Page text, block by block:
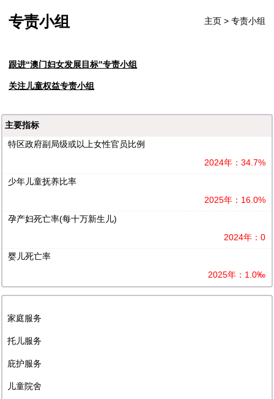
专责小组 主页> 专责小组
跟进“澳门妇女发展目标”专责小组
关注儿童权益专责小组
主要指标
特区政府副局级或以上女性官员比例
2024年：34.7%
少年儿童抚养比率
2025年：16.0%
孕产妇死亡率(每十万新生儿)
2024年：0
婴儿死亡率
2025年：1.0‰
家庭服务
托儿服务
庇护服务
儿童院舍